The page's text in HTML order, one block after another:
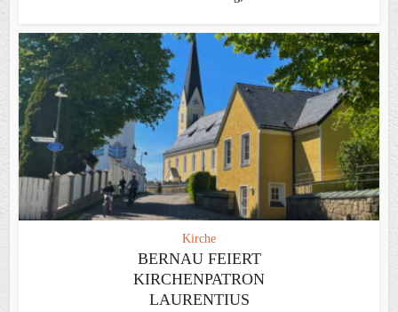
Kirche
BERNAU FEIERT
KIRCHENPATRON
LAURENTIUS